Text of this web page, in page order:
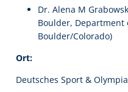
Dr. Alena M
Boulder, Department
Boulder/Colorado)
Ort:
Deutsches Sport &